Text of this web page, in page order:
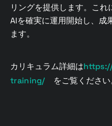
リングを提供します。こ
AIを確実に運用開始し、成
ます。
カリキュラム詳細は
training/ をご覧ください